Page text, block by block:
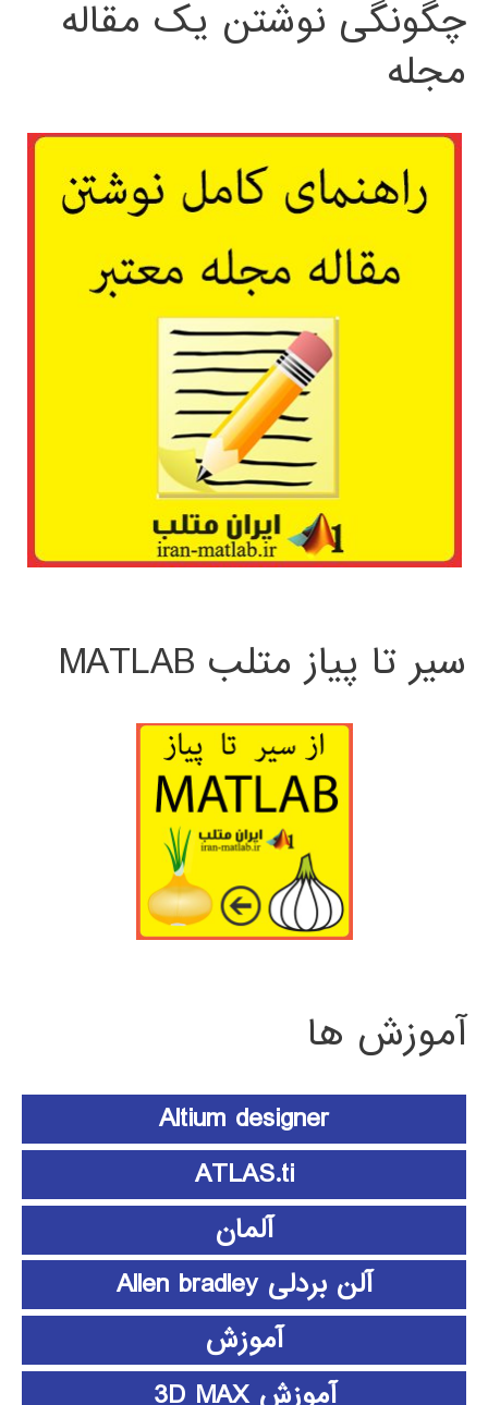
چگونگی نوشتن یک مقاله
مجله
سیر تا پیاز متلب MATLAB
آموزش ها
Altium designer
ATLAS.ti
آلمان
آلن بردلی Allen bradley
آموزش
آموزش 3D MAX